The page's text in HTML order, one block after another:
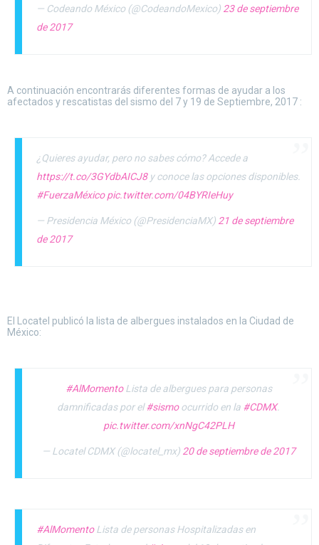
— Codeando México (@CodeandoMexico) 23 de septiembre
de 2017
A continuación encontrarás diferentes formas de ayudar a los
afectados y rescatistas del sismo del 7 y 19 de Septiembre, 2017 :
¿Quieres ayudar, pero no sabes cómo? Accede a
https://t.co/3GYdbAICJ8y conoce las opciones disponibles.
#FuerzaMéxico pic.twitter.com/04BYRIeHuy
— Presidencia México (@PresidenciaMX) 21 de septiembre
de 2017
El Locatel publicó la lista de albergues instalados en la Ciudad de
México:
#AlMomentoLista de albergues para personas
damnificadas por el#sismoocurrido en la #CDMX.
pic.twitter.com/xnNgC42PLH
— Locatel CDMX (@locatel_mx) 20 de septiembre de 2017
#AlMomentoLista de personas Hospitalizadas en